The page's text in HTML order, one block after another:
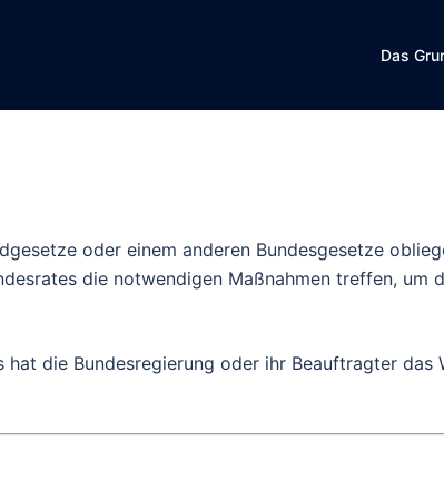
Das
oder einem anderen Bundesgesetze
die notwendigen Maßnahmen treffen, um
die Bundesregierung oder ihr Beauftragter das